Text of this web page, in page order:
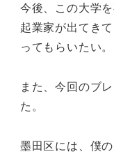
今後、この大学
起業家が出てき
ってもらいたい。
また、今回のブ
た。
墨田区には、僕